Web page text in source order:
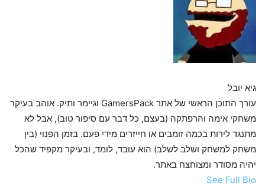
גיא יובל
עורך התוכן הראשי של אתר GamersPack וגיימר ותיק. אוהב בעיקר
משחקי אימה והרפתקה (בעצם, כל דבר עם סיפור טוב), אבל לא
מתנגד לירות בכמה זומבים או חייזרים מידי פעם. בזמן הפנוי (בין
משחק למשחק ושלב לשלב) הוא עובד, לומד, ובעיקר מקפיד שהכל
יהיה מסודר ומצוחצח באתר.
See Full Bio